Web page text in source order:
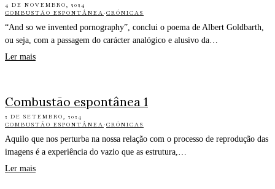
4 DE NOVEMBRO, 2024
COMBUSTÃO ESPONTÂNEA·CRÓNICAS
“And so we invented pornography”, conclui o poema de Albert Goldbarth,
ou seja, com a passagem do carácter analógico e alusivo da…
Ler mais
Combustão espontânea 1
2 DE SETEMBRO, 2024
COMBUSTÃO ESPONTÂNEA·CRÓNICAS
Aquilo que nos perturba na nossa relação com o processo de reprodução das
imagens é a experiência do vazio que as estrutura,…
Ler mais